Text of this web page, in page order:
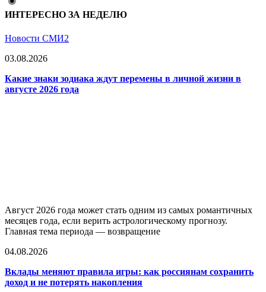
ИНТЕРЕСНО ЗА НЕДЕЛЮ
Новости СМИ2
03.08.2026
Какие знаки зодиака ждут перемены в личной жизни в
августе 2026 года
Август 2026 года может стать одним из самых романтичных
месяцев года, если верить астрологическому прогнозу.
Главная тема периода — возвращение
04.08.2026
Вклады меняют правила игры: как россиянам сохранить
доход и не потерять накопления